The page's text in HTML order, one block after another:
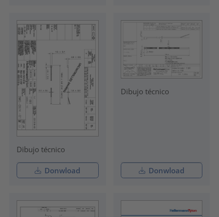
Dibujo técnico
Donwload
Dibujo técnico
Donwload